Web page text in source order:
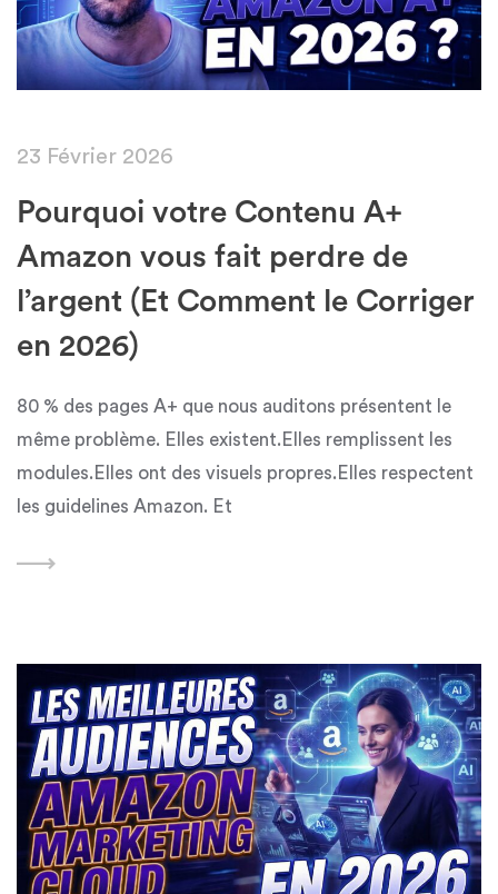
23 Février 2026
Pourquoi votre Contenu A+
Amazon vous fait perdre de
l’argent (Et Comment le Corriger
en 2026)
80 % des pages A+ que nous auditons présentent le
même problème. Elles existent.Elles remplissent les
modules.Elles ont des visuels propres.Elles respectent
les guidelines Amazon. Et
Featured